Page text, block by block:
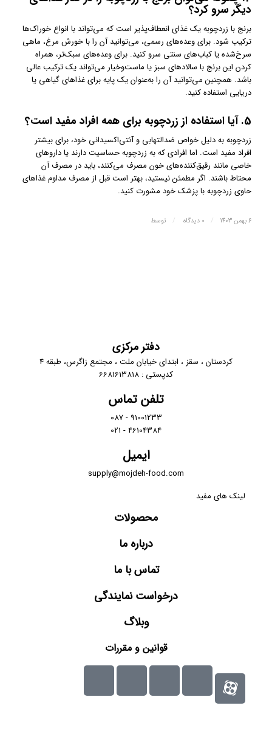
دیگر سرو کرد؟
برنج با زردچوبه یک غذای انعطاف‌پذیر است که می‌تواند با انواع خوراک‌ها
ترکیب شود. برای وعده‌های رسمی، می‌توانید آن را با خورش مرغ، ماهی
سرخ‌شده یا کباب‌های سنتی سرو کنید. برای وعده‌های سبک‌تر، همراه
کردن این برنج با سالاد‌های سبز یا ماست‌وخیار می‌تواند یک ترکیب عالی
باشد. همچنین می‌توانید آن را به‌عنوان یک پایه برای غذاهای گیاهی یا
دریایی استفاده کنید.
5. آیا استفاده از زردچوبه برای همه افراد مفید است؟
زردچوبه به دلیل خواص ضدالتهابی و آنتی‌اکسیدانی خود، برای بیشتر
افراد مفید است. اما افرادی که به زردچوبه حساسیت دارند یا داروهای
خاصی مانند رقیق‌کننده‌های خون مصرف می‌کنند، باید در مصرف آن
محتاط باشند. اگر مطمئن نیستید، بهتر است قبل از مصرف مداوم غذاهای
حاوی زردچوبه با پزشک خود مشورت کنید.
6 بهمن 1403 / 0 دیدگاه / توسط
دفتر مرکزی
کردستان ، سقز ، ابتدای خیابان ملت ، مجتمع زاگرس، طبقه 4
کدپستی : 6681613818
تلفن تماس
91001233 - 087
46104384 - 021
ایمیل
supply@mojdeh-food.com
لینک های مفید
محصولات
درباره ما
تماس با ما
درخواست نمایندگی
وبلاگ
قوانین و مقررات